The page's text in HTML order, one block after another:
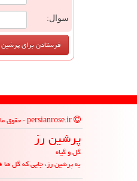
سوال:
پرشین رز
گل و گیاه
به پرشین رز، جایی که گل ها